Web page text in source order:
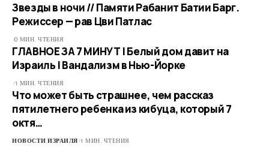
Звезды в ночи // Памяти Рабанит Батии Барг.
Режиссер — рав Цви Патлас
0 МИН. ЧТЕНИЯ
ГЛАВНОЕ ЗА 7 МИНУТ | Белый дом давит на
Израиль | Вандализм в Нью-Йорке
1 МИН. ЧТЕНИЯ
Что может быть страшнее, чем рассказ
пятилетнего ребенка из кибуца, который 7
октя…
НОВОСТИ ИЗРАИЛЯ 1 МИН. ЧТЕНИЯ